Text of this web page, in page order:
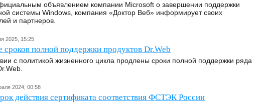
объявлением компании Microsoft о завершении поддержки
системы Windows, компания «Доктор Веб» информирует своих
и партнеров.
2025, 15:25
сроков полной поддержки продуктов Dr.Web
с политикой жизненного цикла продлены сроки полной поддержки ряда
2024, 00:58
действия сертификата соответствия ФСТЭК России